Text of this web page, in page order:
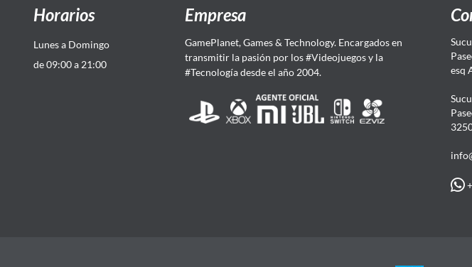
Horarios
Lunes a Domingo
de 09:00 a 21:00
Empresa
GamePlanet, Games & Technology. Encargados en
transmitir la pasión por los #Videojuegos y la
#Tecnología desde el año 2004.
esq